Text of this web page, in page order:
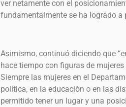
ver netamente con el
fundamentalmente se ha logrado a
Asimismo, continuó diciendo que
hace tiempo con figuras de
Siempre las mujeres en el
política, en la educación o en las
permitido tener un lugar y una